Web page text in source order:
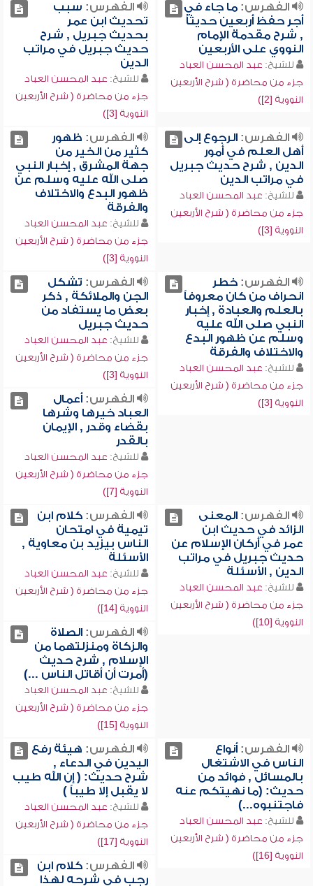
الفهرس:ما جاء في
أجر حفظ أربعين حديثاً
, شرح مقدمة الإمام
النووي على الأربعين
للشيخ: عبد المحسن العباد
جزء من محاضرة ( شرح الأربعين
النووية [2])
الفهرس: سبب
تحديث ابن عمر
بحديث جبريل , شرح
حديث جبريل في مراتب
الدين
للشيخ: عبد المحسن العباد
جزء من محاضرة ( شرح الأربعين
النووية [3])
الفهرس:الرجوع إلى
أهل العلم في أمور
الدين , شرح حديث جبريل
في مراتب الدين
للشيخ: عبد المحسن العباد
جزء من محاضرة ( شرح الأربعين
النووية [3])
الفهرس: ظهور
كثير من الخير من
جهة المشرق , إخبار النبي
صلى الله عليه وسلم عن
ظهور البدع والاختلاف
والفرقة
للشيخ: عبد المحسن العباد
جزء من محاضرة ( شرح الأربعين
النووية [3])
الفهرس:خطر
انحراف من كان معروفاً
بالعلم والعبادة , إخبار
النبي صلى الله عليه
وسلم عن ظهور البدع
والاختلاف والفرقة
للشيخ: عبد المحسن العباد
جزء من محاضرة ( شرح الأربعين
النووية [3])
الفهرس: تشكل
الجن والملائكة , ذكر
بعض ما يستفاد من
حديث جبريل
للشيخ: عبد المحسن العباد
جزء من محاضرة ( شرح الأربعين
النووية [3])
الفهرس:أعمال
العباد خيرها وشرها
بقضاء وقدر , الإيمان
بالقدر
للشيخ: عبد المحسن العباد
جزء من محاضرة ( شرح الأربعين
النووية [7])
الفهرس:المعنى
الزائد في حديث ابن
عمر في أركان الإسلام عن
حديث جبريل في مراتب
الدين , الأسئلة
للشيخ: عبد المحسن العباد
جزء من محاضرة ( شرح الأربعين
النووية [10])
الفهرس:كلام ابن
تيمية في امتحان
الناس بيزيد بن معاوية ,
الأسئلة
للشيخ: عبد المحسن العباد
جزء من محاضرة ( شرح الأربعين
النووية [14])
الفهرس:الصلاة
والزكاة ومنزلتهما من
الإسلام , شرح حديث
(أمرت أن أقاتل الناس ...)
للشيخ: عبد المحسن العباد
جزء من محاضرة ( شرح الأربعين
النووية [15])
الفهرس:أنواع
الناس في الاشتغال
بالمسائل , فوائد من
حديث: (ما نهيتكم عنه
فاجتنبوه...)
للشيخ: عبد المحسن العباد
جزء من محاضرة ( شرح الأربعين
النووية [16])
الفهرس: هيئة رفع
اليدين في الدعاء ,
شرح حديث: ( إن الله طيب
لا يقبل إلا طيباً )
للشيخ: عبد المحسن العباد
جزء من محاضرة ( شرح الأربعين
النووية [17])
الفهرس:كلام ابن
رجب في شرحه لهذا